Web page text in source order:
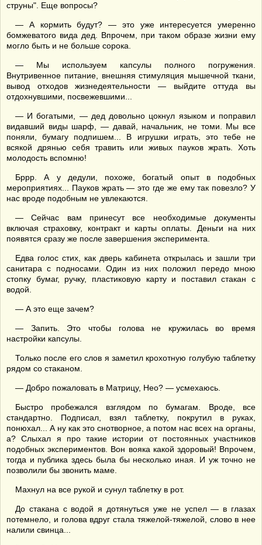
струны". Еще вопросы?
— А кормить будут? — это уже интересуется умеренно
бомжеватого вида дед. Впрочем, при таком образе жизни ему
могло быть и не больше сорока.
— Мы используем капсулы полного погружения.
Внутривенное питание, внешняя стимуляция мышечной ткани,
вывод отходов жизнедеятельности — выйдите оттуда вы
отдохнувшими, посвежевшими...
— И богатыми, — дед довольно цокнул языком и поправил
видавший виды шарф, — давай, начальник, не томи. Мы все
поняли, бумагу подпишем... В игрушки играть, это тебе не
всякой дрянью себя травить или живых пауков жрать. Хоть
молодость вспомню!
Бррр. А у дедули, похоже, богатый опыт в подобных
мероприятиях... Пауков жрать — это где же ему так повезло? У
нас вроде подобным не увлекаются.
— Сейчас вам принесут все необходимые документы
включая страховку, контракт и карты оплаты. Деньги на них
появятся сразу же после завершения эксперимента.
Едва голос стих, как дверь кабинета открылась и зашли три
санитара с подносами. Один из них положил передо мною
стопку бумаг, ручку, пластиковую карту и поставил стакан с
водой.
— А это еще зачем?
— Запить. Это чтобы голова не кружилась во время
настройки капсулы.
Только после его слов я заметил крохотную голубую таблетку
рядом со стаканом.
— Добро пожаловать в Матрицу, Нео? — усмехаюсь.
Быстро пробежался взглядом по бумагам. Вроде, все
стандартно. Подписал, взял таблетку, покрутил в руках,
понюхал... А ну как это снотворное, а потом нас всех на органы,
а? Слыхал я про такие истории от постоянных участников
подобных экспериментов. Вон вояка какой здоровый! Впрочем,
тогда и публика здесь была бы несколько иная. И уж точно не
позволили бы звонить маме.
Махнул на все рукой и сунул таблетку в рот.
До стакана с водой я дотянуться уже не успел — в глазах
потемнело, и голова вдруг стала тяжелой-тяжелой, слово в нее
налили свинца...